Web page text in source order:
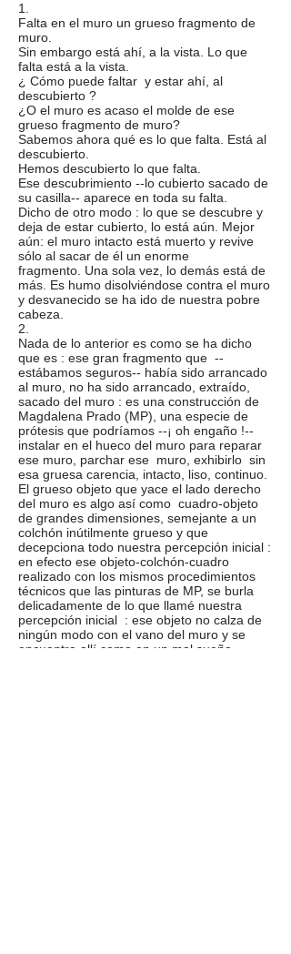
1.
Falta en el muro un grueso fragmento de
muro.
Sin embargo está ahí, a la vista. Lo que
falta está a la vista.
¿ Cómo puede faltar y estar ahí, al
descubierto ?
¿O el muro es acaso el molde de ese
grueso fragmento de muro?
Sabemos ahora qué es lo que falta. Está al
descubierto.
Hemos descubierto lo que falta.
Ese descubrimiento --lo cubierto sacado de
su casilla-- aparece en toda su falta.
Dicho de otro modo : lo que se descubre y
deja de estar cubierto, lo está aún. Mejor
aún: el muro intacto está muerto y revive
sólo al sacar de él un enorme
fragmento. Una sola vez, lo demás está de
más. Es humo disolviéndose contra el muro
y desvanecido se ha ido de nuestra pobre
cabeza.
2.
Nada de lo anterior es como se ha dicho
que es : ese gran fragmento que --
estábamos seguros-- había sido arrancado
al muro, no ha sido arrancado, extraído,
sacado del muro : es una construcción de
Magdalena Prado (MP), una especie de
prótesis que podríamos --¡ oh engaño !--
instalar en el hueco del muro para reparar
ese muro, parchar ese muro, exhibirlo sin
esa gruesa carencia, intacto, liso, continuo.
El grueso objeto que yace el lado derecho
del muro es algo así como cuadro-objeto
de grandes dimensiones, semejante a un
colchón inútilmente grueso y que
decepciona todo nuestra percepción inicial :
en efecto ese objeto-colchón-cuadro
realizado con los mismos procedimientos
técnicos que las pinturas de MP, se burla
delicadamente de lo que llamé nuestra
percepción inicial : ese objeto no calza de
ningún modo con el vano del muro y se
encuentra allí como en un mal sueño.